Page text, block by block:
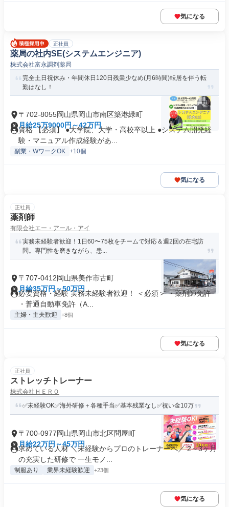
気になる
正社員
薬局の社内SE(システムエンジニア)
株式会社富永調剤薬局
完全土日祝休み・年間休日120日残業少なめ(月6時間)転居を伴う転
勤はなし！
〒702-8055岡山県岡山市南区築港緑町
月給25万9000円～42万円
資格 【必須】 ●大学院、大学・高校卒以上 ●システム開発経
験・マニュアル作成経験があ...
副業・WワークOK +10個
気になる
正社員
薬剤師
有限会社エー・アール・アイ
実務未経験者歓迎！1日60〜75枚をチームで対応＆週2回の在宅訪
問。専門性を磨きながら、患...
〒707-0412岡山県美作市古町
月給35万円～50万円
必要資格・経験 実務未経験者歓迎！ ＜必須＞ ・薬剤師免許
・普通自動車免許（A...
主婦・主夫歓迎 +8個
気になる
正社員
ストレッチトレーナー
株式会社ＨＥＲＯ
✅未経験OK✅海外研修＋各種手当✅基本残業なし✅祝い金10万
〒700-0977岡山県岡山市北区問屋町
月給22万円～45万円
求めている人材 ＼未経験からプロのトレーナーへ／ 2～3ヶ月
の充実した研修で 一生モノ...
制服あり 業界未経験歓迎 +23個
気になる